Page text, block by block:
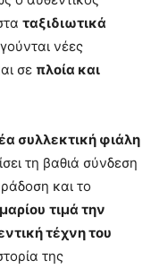
ταξιδιωτικά
νέες
σε πλοία και
συλλεκτική φιάλη
τη βαθιά σύνδεση
και το
τιμά την
τέχνη του
της